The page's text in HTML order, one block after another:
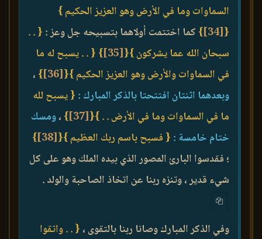
السماوات وما في الأرض وهو العزيز الحكيم }
{
[34]
} كما اختتمت أولاهما بتسبيحه جل وعز : { . .
سبحان الله عما يشركون }{
[35]
} { . . يسبح له ما
في السماوات والأرض وهو العزيز الحكيم }{
[36]
} ،
وبعدهما اثنتان افتتحتا بالذكر المبارك : { يسبح لله
ما في السماوات وما في الأرض . . }{
[37]
} ،ومسك
ختام خامسة : { فسبح باسم ربك العظيم }{
[38]
}
؛ فقدسوا البارئ المصور الذي بيده الملك وهو على كل
شيء قدير ، وتنزه ربنا عن اتخاذ الصاحبة والولد .
وفي الذكر المبارك وصانا ربنا بالتقوى ، { . . واتقوا